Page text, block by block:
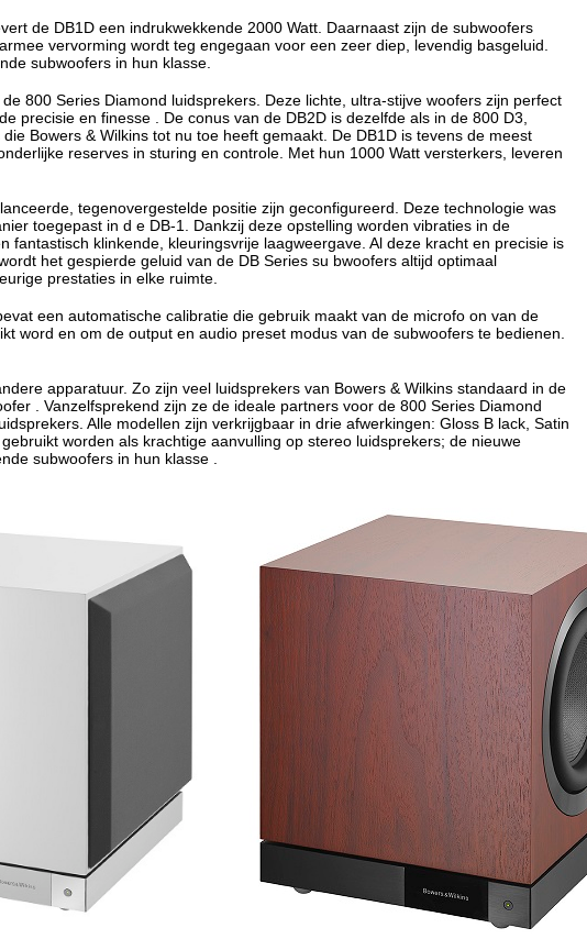
de DB1D een indrukwekkende 2000 Watt. Daarnaast zijn de subwoofers
vervorming wordt teg engegaan voor een zeer diep, levendig basgeluid.
subwoofers in hun klasse.
800 Series Diamond luidsprekers. Deze lichte, ultra-stijve woofers zijn perfect
precisie en finesse . De conus van de DB2D is dezelfde als in de 800 D3,
Bowers & Wilkins tot nu toe heeft gemaakt. De DB1D is tevens de meest
reserves in sturing en controle. Met hun 1000 Watt versterkers, leveren
tegenovergestelde positie zijn geconfigureerd. Deze technologie was
toegepast in d e DB-1. Dankzij deze opstelling worden vibraties in de
klinkende, kleuringsvrije laagweergave. Al deze kracht en precisie is
het gespierde geluid van de DB Series su bwoofers altijd optimaal
prestaties in elke ruimte.
een automatische calibratie die gebruik maakt van de microfo on van de
word en om de output en audio preset modus van de subwoofers te bedienen.
apparatuur. Zo zijn veel luidsprekers van Bowers & Wilkins standaard in de
. Vanzelfsprekend zijn ze de ideale partners voor de 800 Series Diamond
Alle modellen zijn verkrijgbaar in drie afwerkingen: Gloss B lack, Satin
worden als krachtige aanvulling op stereo luidsprekers; de nieuwe
subwoofers in hun klasse .